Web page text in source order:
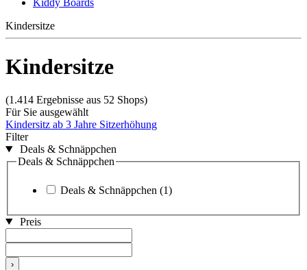
Kiddy Boards
Kindersitze
Kindersitze
(1.414 Ergebnisse aus 52 Shops)
Für Sie ausgewählt
Kindersitz ab 3 Jahre Sitzerhöhung
Filter
Deals & Schnäppchen
Deals & Schnäppchen
Deals & Schnäppchen (1)
Preis
›